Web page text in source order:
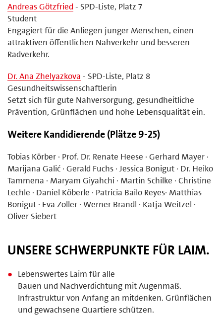
Andreas Götzfried - SPD-Liste, Platz 7
Student
Engagiert für die Anliegen junger Menschen, einen
attraktiven öffentlichen Nahverkehr und besseren
Radverkehr.
Dr. Ana Zhelyazkova - SPD-Liste, Platz 8
Gesundheitswissenschaftlerin
Setzt sich für gute Nahversorgung, gesundheitliche
Prävention, Grünflächen und hohe Lebensqualität ein.
Weitere Kandidierende (Plätze 9-25)
Tobias Körber · Prof. Dr. Renate Heese · Gerhard Mayer ·
Marijana Galić · Gerald Fuchs · Jessica Bonigut · Dr. Heiko
Tammena · Maryam Giyahchi · Martin Schilke · Christine
Lechle · Daniel Köberle · Patricia Bailo Reyes· Matthias
Bonigut · Eva Zoller · Werner Brandl · Katja Weitzel ·
Oliver Siebert
UNSERE SCHWERPUNKTE FÜR LAIM.
Lebenswertes Laim für alle
Bauen und Nachverdichtung mit Augenmaß.
Infrastruktur von Anfang an mitdenken. Grünflächen
und gewachsene Quartiere schützen.